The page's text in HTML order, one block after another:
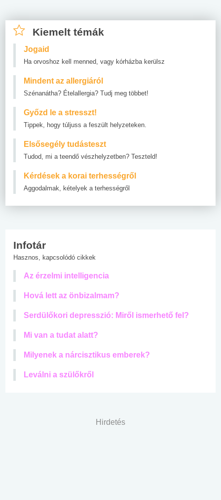
Kiemelt témák
Jogaid
Ha orvoshoz kell menned, vagy kórházba kerülsz
Mindent az allergiáról
Szénanátha? Ételallergia? Tudj meg többet!
Győzd le a stresszt!
Tippek, hogy túljuss a feszült helyzeteken.
Elsősegély tudásteszt
Tudod, mi a teendő vészhelyzetben? Teszteld!
Kérdések a korai terhességről
Aggodalmak, kételyek a terhességről
Infotár
Hasznos, kapcsolódó cikkek
Az érzelmi intelligencia
Hová lett az önbizalmam?
Serdülőkori depresszió: Miről ismerhető fel?
Mi van a tudat alatt?
Milyenek a nárcisztikus emberek?
Leválni a szülőkről
Hirdetés